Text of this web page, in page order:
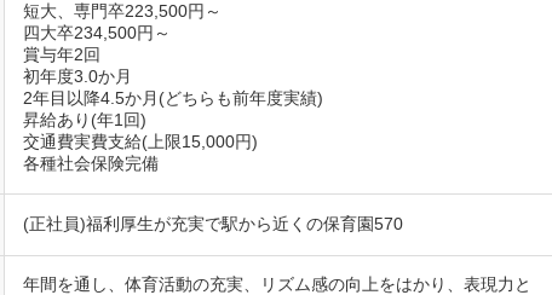
短大、専門卒223,500円～
四大卒234,500円～
賞与年2回
初年度3.0か月
2年目以降4.5か月(どちらも前年度実績)
昇給あり(年1回)
交通費実費支給(上限15,000円)
各種社会保険完備
(正社員)福利厚生が充実で駅から近くの保育園570
年間を通し、体育活動の充実、リズム感の向上をはかり、表現力と